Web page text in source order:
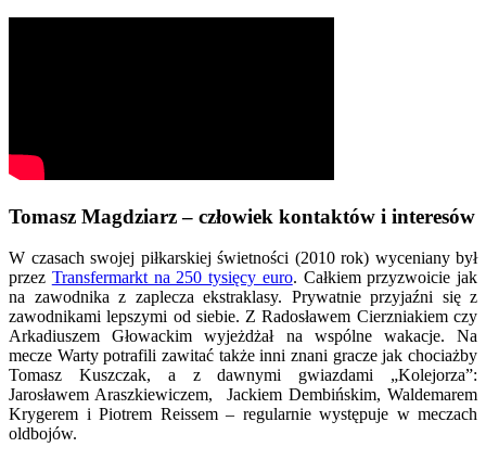
Tomasz Magdziarz – człowiek kontaktów i interesów
W czasach swojej piłkarskiej świetności (2010 rok) wyceniany był
przez Transfermarkt na 250 tysięcy euro. Całkiem przyzwoicie jak
na zawodnika z zaplecza ekstraklasy. Prywatnie przyjaźni się z
zawodnikami lepszymi od siebie. Z Radosławem Cierzniakiem czy
Arkadiuszem Głowackim wyjeżdżał na wspólne wakacje. Na
mecze Warty potrafili zawitać także inni znani gracze jak chociażby
Tomasz Kuszczak, a z dawnymi gwiazdami „Kolejorza”:
Jarosławem Araszkiewiczem, Jackiem Dembińskim, Waldemarem
Krygerem i Piotrem Reissem – regularnie występuje w meczach
oldbojów.